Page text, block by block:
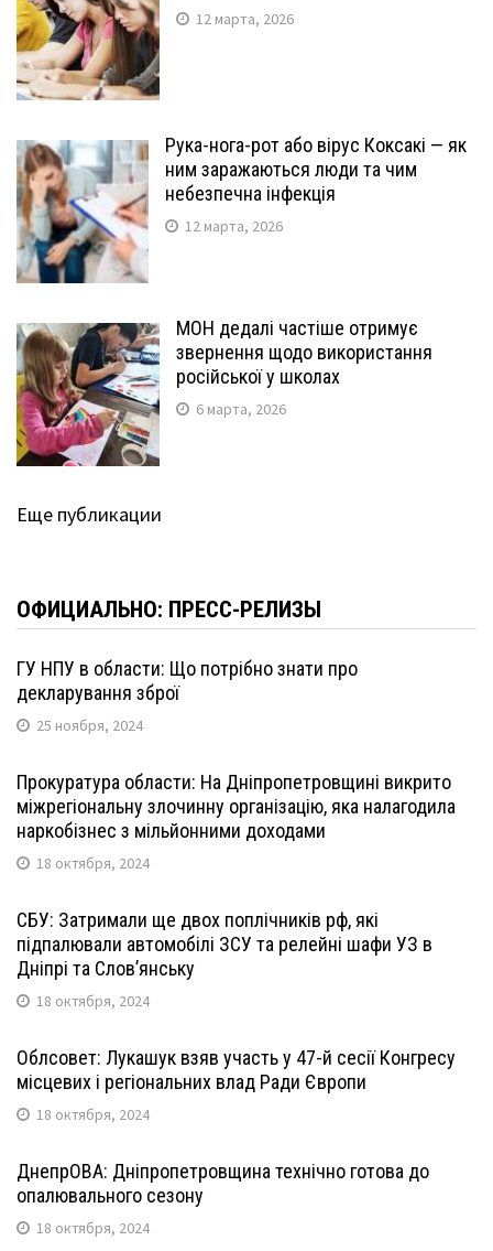
12 марта, 2026
Рука-нога-рот або вірус Коксакі — як
ним заражаються люди та чим
небезпечна інфекція
12 марта, 2026
МОН дедалі частіше отримує
звернення щодо використання
російської у школах
6 марта, 2026
Еще публикации
ОФИЦИАЛЬНО: ПРЕСС-РЕЛИЗЫ
ГУ НПУ в области: Що потрібно знати про
декларування зброї
25 ноября, 2024
Прокуратура области: На Дніпропетровщині викрито
міжрегіональну злочинну організацію, яка налагодила
наркобізнес з мільйонними доходами
18 октября, 2024
СБУ: Затримали ще двох поплічників рф, які
підпалювали автомобілі ЗСУ та релейні шафи УЗ в
Дніпрі та Слов’янську
18 октября, 2024
Облсовет: Лукашук взяв участь у 47-й сесії Конгресу
місцевих і регіональних влад Ради Європи
18 октября, 2024
ДнепрОВА: Дніпропетровщина технічно готова до
опалювального сезону
18 октября, 2024